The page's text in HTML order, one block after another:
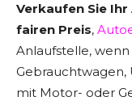
Verkaufen Sie
fairen Preis,
Anlaufstelle,
mit Motor- oder